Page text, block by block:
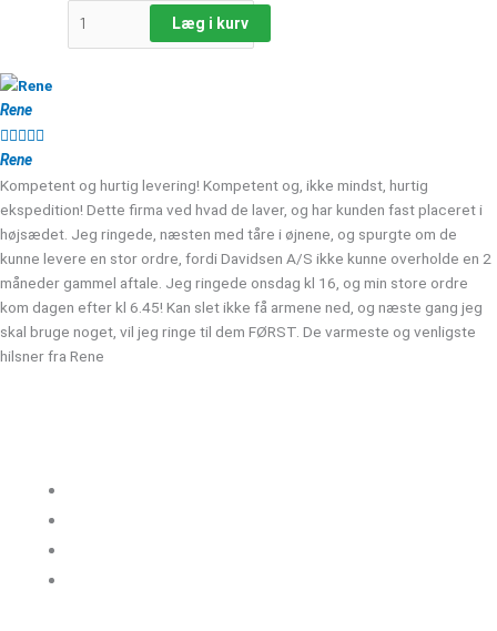
Læg i kurv
Rene

Rene
Kompetent og hurtig levering! Kompetent og, ikke mindst, hurtig
ekspedition! Dette firma ved hvad de laver, og har kunden fast placeret i
højsædet. Jeg ringede, næsten med tåre i øjnene, og spurgte om de
kunne levere en stor ordre, fordi Davidsen A/S ikke kunne overholde en 2
måneder gammel aftale. Jeg ringede onsdag kl 16, og min store ordre
kom dagen efter kl 6.45! Kan slet ikke få armene ned, og næste gang jeg
skal bruge noget, vil jeg ringe til dem FØRST. De varmeste og venligste
hilsner fra Rene